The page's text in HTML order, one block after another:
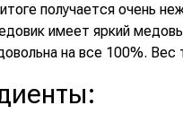
получается очень
имеет яркий
на все 100%.
: